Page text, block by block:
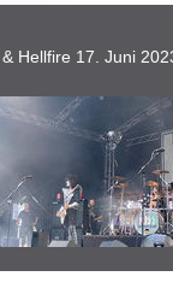
Hellfire 17. Juni